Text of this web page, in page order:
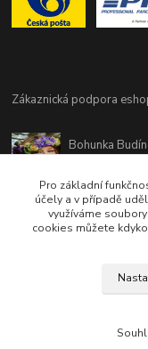
Zákaznická podpora
Bohunka
(Po-Pá - 9:00-
obchod@evterinka.cz
Pro základní
účely a v případě
využíváme
cookies můžete